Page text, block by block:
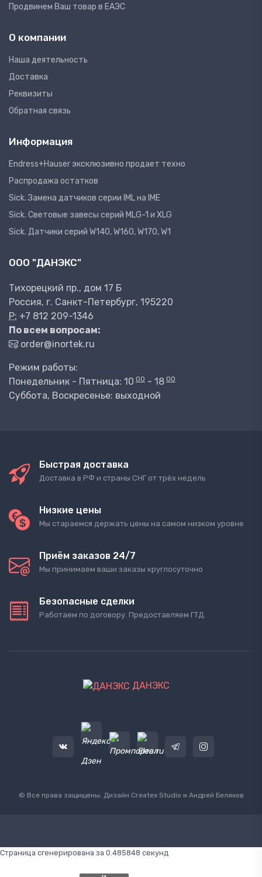
Продвинем Ваш товар в ЕАЭС
О компании
Наша деятельность
Доставка
Реквизиты
Обратная связь
Информация
Endress+Hauser эксклюзивно продает техно
Распродажа остатков
Sick. Замена датчиков серии IML на IME
Sick. Световые завесы серий MLG-1 и XLG
Sick. Датчики серий W140, W160, W170, W1
ООО "ДАНЭКС"
Тихорецкий пр., дом 17 Б
Россия, г. Санкт-Петербург, 195220
P: +7 812 209-1346
По всем вопросам:
order@inortek.ru
Режим работы:
Понедельник - Пятница: 10 00 - 18 00
Суббота, Воскресенье: выходной
Быстрая доставка
Доставка в РФ и страны СНГ от трёх недель
Низкие цены
Мы стараемся держать цены на самом низком уровне
Приём заказов 24/7
Мы принимаем ваши заказы круглосуточно
Безопасные сделки
Работаем по договору. Предоставляем ГТД.
ДАНЭКС
© Все права защищены. Дизайн Createx Studio и Андрей Беляков
Страница сгенерирована за 0.485848 секунд